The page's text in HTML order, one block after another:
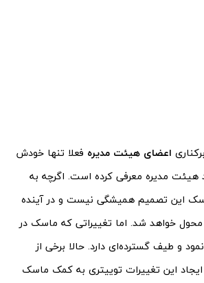
اعضای هیئت مدیره فعلا تنها خودش
هیئت مدیره معرفی کرده است. اگرچه به
این تصمیم همیشگی نیست و در آینده
محول خواهد شد. اما تغییراتی که ماسک در
و طیف گسترده‌ای دارد. حالا برخی از
ایجاد این تغییرات توییتری به کمک ماسک